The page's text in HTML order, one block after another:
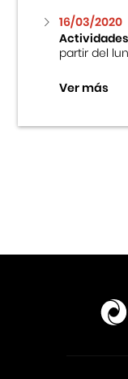
16/03/2020
partir del
Ver más